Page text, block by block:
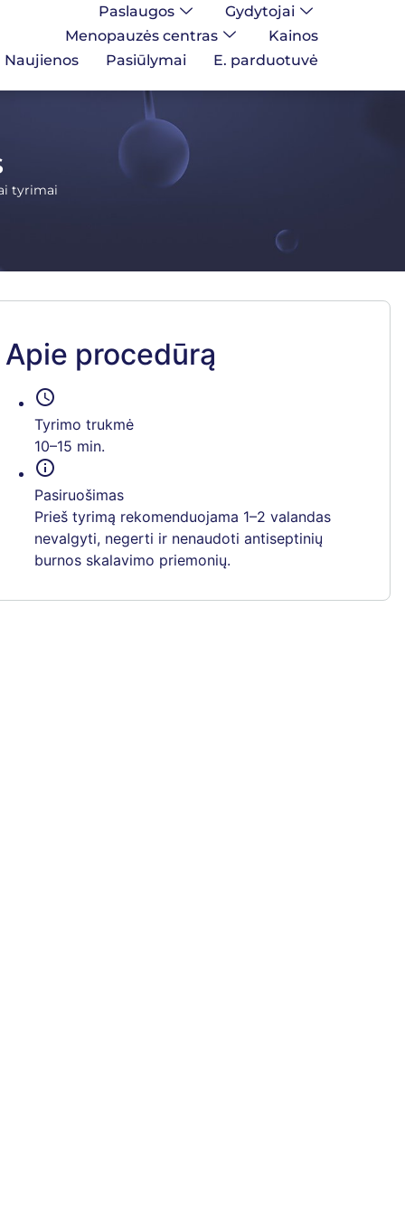
Paslaugos
Gydytojai
Menopauzės centras
Kainos
Naujienos
Pasiūlymai E. parduotuvė
tyrimai
Apie procedūrą
schedule
Tyrimo trukmė
10–15 min.
info
Pasiruošimas
Prieš tyrimą rekomenduojama 1–2 valandas
nevalgyti, negerti ir nenaudoti antiseptinių
burnos skalavimo priemonių.